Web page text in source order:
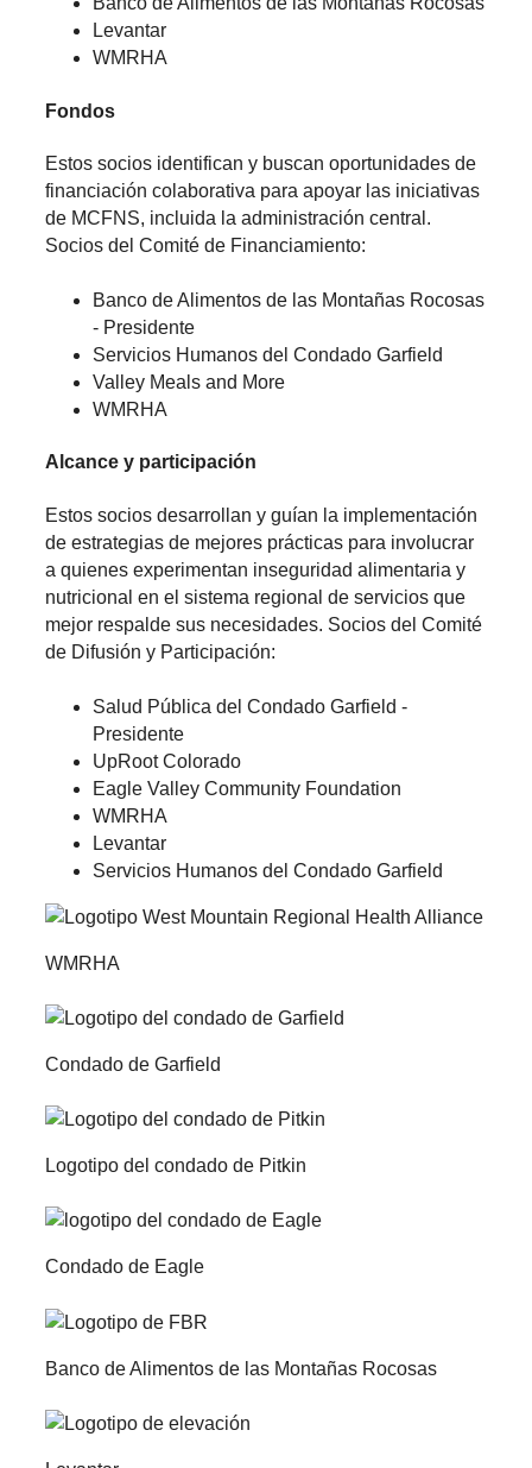
Levantar
WMRHA
Fondos
Estos socios identifican y buscan oportunidades de
financiación colaborativa para apoyar las iniciativas
de MCFNS, incluida la administración central.
Socios del Comité de Financiamiento:
Banco de Alimentos de las Montañas Rocosas
- Presidente
Servicios Humanos del Condado Garfield
Valley Meals and More
WMRHA
Alcance y participación
Estos socios desarrollan y guían la implementación
de estrategias de mejores prácticas para involucrar
a quienes experimentan inseguridad alimentaria y
nutricional en el sistema regional de servicios que
mejor respalde sus necesidades. Socios del Comité
de Difusión y Participación:
Salud Pública del Condado Garfield -
Presidente
UpRoot Colorado
Eagle Valley Community Foundation
WMRHA
Levantar
Servicios Humanos del Condado Garfield
WMRHA
Condado de Garfield
Logotipo del condado de Pitkin
Condado de Eagle
Banco de Alimentos de las Montañas Rocosas